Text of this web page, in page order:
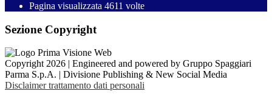
Pagina visualizzata 4611 volte
Sezione Copyright
Copyright 2026 | Engineered and powered by Gruppo Spaggiari
Parma S.p.A. | Divisione Publishing & New Social Media
Disclaimer trattamento dati personali